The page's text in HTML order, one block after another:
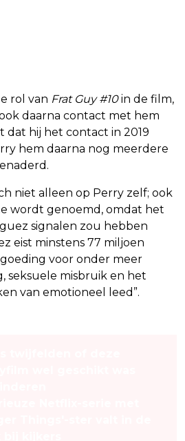
rol van Frat Guy #10in de film,
daarna contact met hem
dat hij het contact in 2019
hem daarna nog meerdere
niet alleen op Perry zelf; ook
wordt genoemd, omdat het
signalen zou hebben
eist minstens 77 miljoen
voor onder meer
seksuele misbruik en het
van emotioneel leed”.